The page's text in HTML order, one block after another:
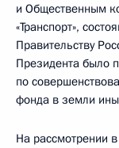
и Общественным
«Транспорт»,
Правительству
Президента было
по
фонда в земли
На рассмотрении